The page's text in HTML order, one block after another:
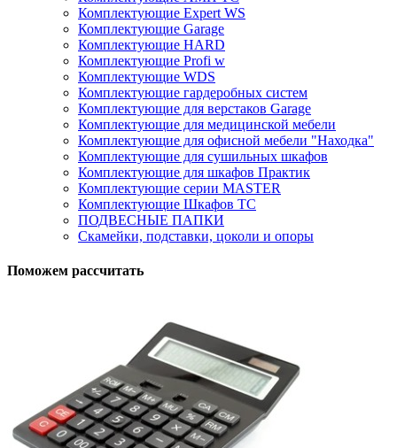
Комплектующие Expert WS
Комплектующие Garage
Комплектующие HARD
Комплектующие Profi w
Комплектующие WDS
Комплектующие гардеробных систем
Комплектующие для верстаков Garage
Комплектующие для медицинской мебели
Комплектующие для офисной мебели "Находка"
Комплектующие для сушильных шкафов
Комплектующие для шкафов Практик
Комплектующие серии MASTER
Комплектующие Шкафов ТС
ПОДВЕСНЫЕ ПАПКИ
Скамейки, подставки, цоколи и опоры
Поможем рассчитать